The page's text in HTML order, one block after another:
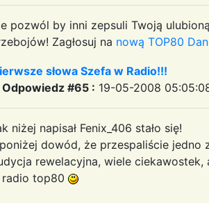
pozwól by inni zepsuli Twoją
Zagłosuj na nową TOP80
słowa Szefa w Radio!!!
Odpowiedz #65 : 19-05-2008
niżej napisał Fenix_406 stało się!
dowód, że przespaliście
rewelacyjna, wiele
top80